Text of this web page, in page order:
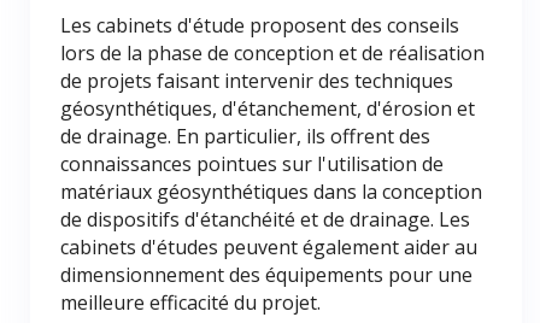
Les cabinets d'étude proposent des conseils
lors de la phase de conception et de réalisation
de projets faisant intervenir des techniques
géosynthétiques, d'étanchement, d'érosion et
de drainage. En particulier, ils offrent des
connaissances pointues sur l'utilisation de
matériaux géosynthétiques dans la conception
de dispositifs d'étanchéité et de drainage. Les
cabinets d'études peuvent également aider au
dimensionnement des équipements pour une
meilleure efficacité du projet.